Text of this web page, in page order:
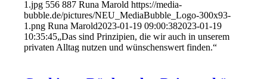
1.jpg 556 887 Runa Marold https://media-
bubble.de/pictures/NEU_MediaBubble_Logo-300x93-
1.png Runa Marold2023-01-19 09:00:382023-01-19
10:35:45„Das sind Prinzipien, die wir auch in unserem
privaten Alltag nutzen und wünschenswert finden.“